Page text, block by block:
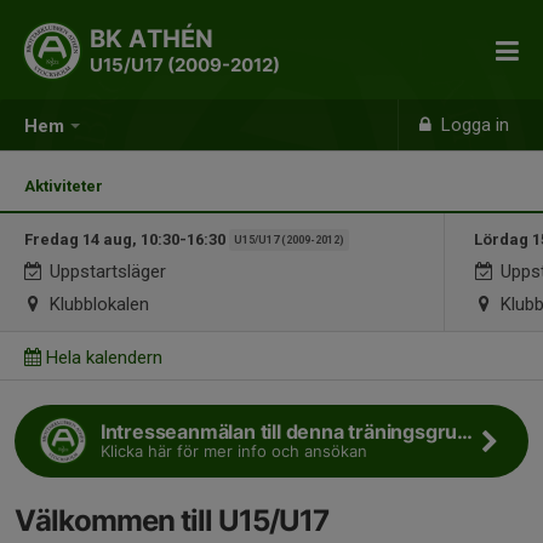
Hem Logga in
BK ATHÉN
U15/U17 (2009-2012)
Aktiviteter
Fredag 14 aug, 10:30-16:30 U15/U17 (2009-2012)
Uppstartsläger
Klubblokalen
Lördag
Hela kalendern
Intresseanmälan till denna träningsgrupp
Klicka här för mer info och ansökan
Välkommen till U15/U17